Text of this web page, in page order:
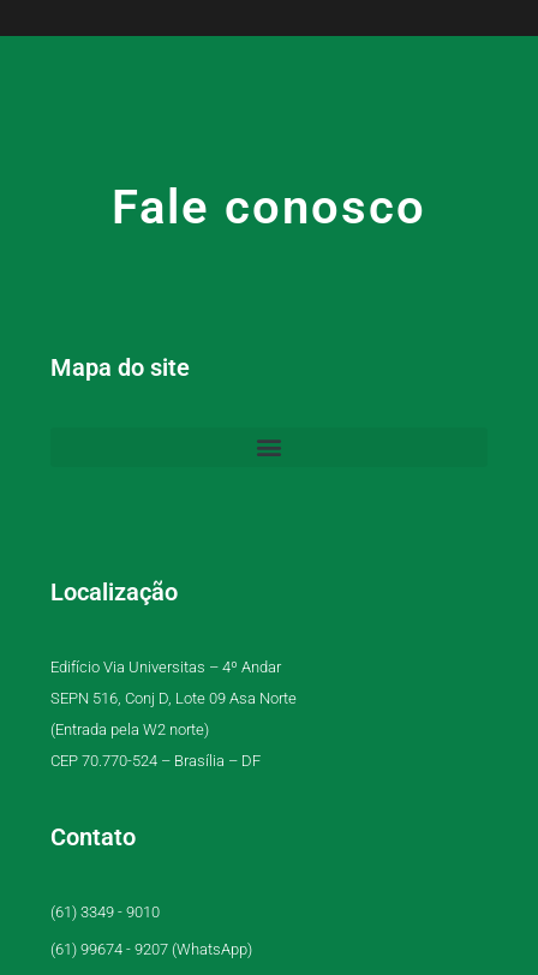
Fale conosco
Mapa do site
Localização
Edifício Via Universitas – 4º Andar
SEPN 516, Conj D, Lote 09 Asa Norte
(Entrada pela W2 norte)
CEP 70.770-524 – Brasília – DF
Contato
(61) 3349 - 9010
(61) 99674 - 9207 (WhatsApp)